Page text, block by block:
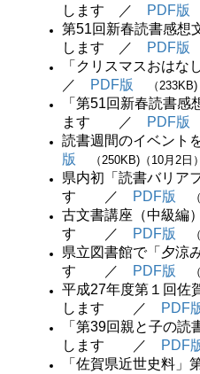
します ／
PDF版
第51回新春読書感想
します ／
PDF版
「クリスマスおは
／
PDF版 （
「第51回新春読書感
ます ／
PDF版
読書週間のイベン
版
（250KB)（10月2日）
県内初「読書バリア
す ／
PDF版
古文書講座（中級編
す ／
PDF版
県立図書館で「夕涼
す ／
PDF版
平成27年度第１回佐
します ／
PDF
「第39回親と子の
します ／
PDF
「佐賀県近世史料」